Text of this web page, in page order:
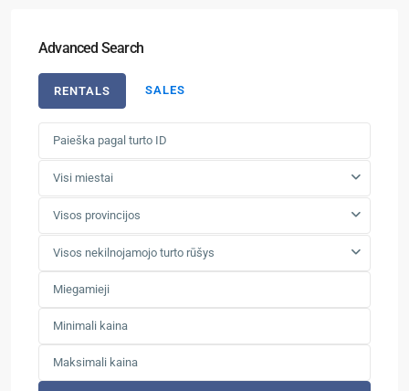
Advanced Search
RENTALS SALES
Visi miestai
Visos provincijos
Visos nekilnojamojo turto rūšys